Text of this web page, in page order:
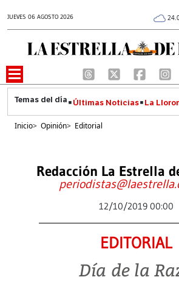
JUEVES 06 AGOSTO 2026
Últimas Noticias La
Inicio> Opinión> Editorial
Redacción La Estrella
12/10/2019 00:00
EDITORIAL
Día de la